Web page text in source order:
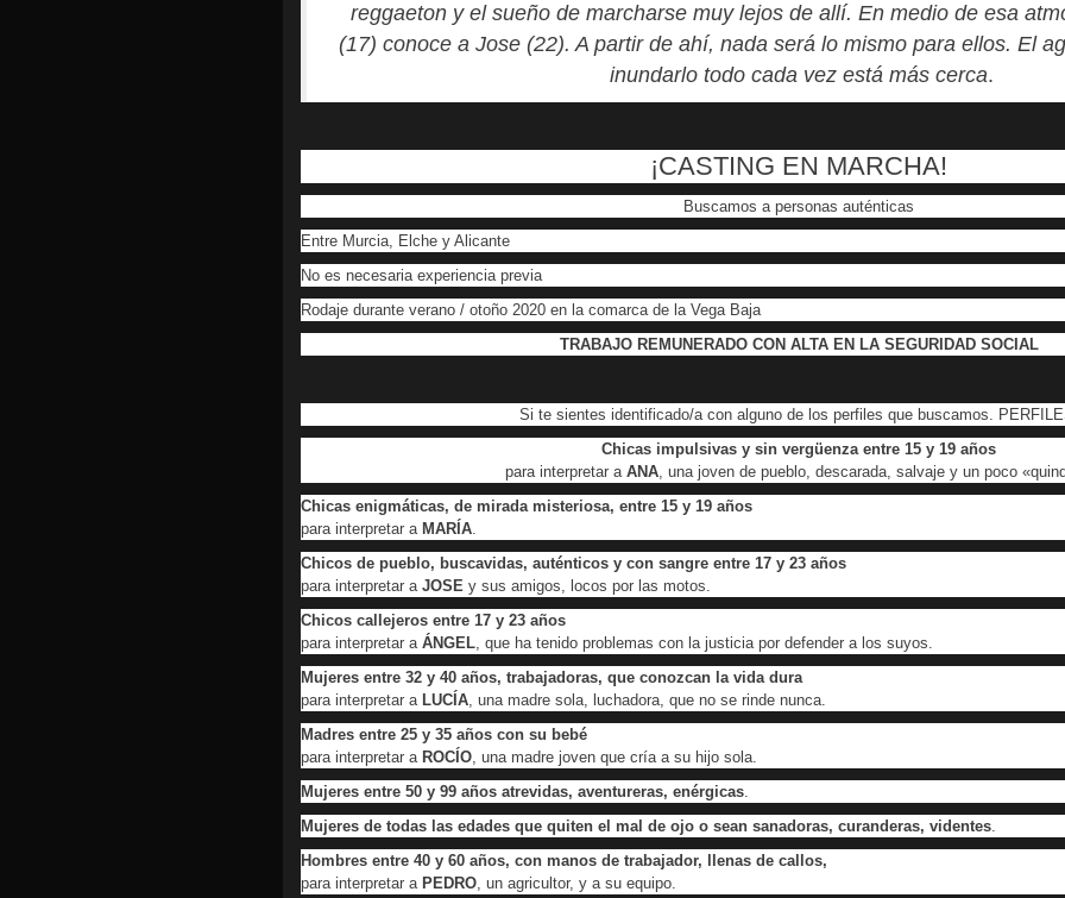
reggaeton y el sueño de marcharse muy lejos de allí. En medio de esa
(17) conoce a Jose (22). A partir de ahí, nada será lo mismo para ellos. El
inundarlo todo cada vez está más cerca.
¡CASTING EN MARCHA!
Buscamos a personas auténticas
Entre Murcia, Elche y Alicante
No es necesaria experiencia previa
Rodaje durante verano / otoño 2020 en la comarca de la Vega Baja
TRABAJO REMUNERADO CON ALTA EN LA SEGURIDAD SOCIAL
Si te sientes identificado/a con alguno de los perfiles que buscamos.
Chicas impulsivas y sin vergüenza entre 15 y 19 años
para interpretar a ANA, una joven de pueblo, descarada, salvaje y un poco
Chicas enigmáticas, de mirada misteriosa, entre 15 y 19 años
para interpretar a MARÍA.
Chicos de pueblo, buscavidas, auténticos y con sangre entre 17 y 23 años
para interpretar a JOSE y sus amigos, locos por las motos.
Chicos callejeros entre 17 y 23 años
para interpretar a ÁNGEL, que ha tenido problemas con la justicia por defender a los suyos.
Mujeres entre 32 y 40 años, trabajadoras, que conozcan la vida dura
para interpretar a LUCÍA, una madre sola, luchadora, que no se rinde nunca.
Madres entre 25 y 35 años con su bebé
para interpretar a ROCÍO, una madre joven que cría a su hijo sola.
Mujeres entre 50 y 99 años atrevidas, aventureras, enérgicas.
Mujeres de todas las edades que quiten el mal de ojo o sean sanadoras, curanderas, videntes.
Hombres entre 40 y 60 años, con manos de trabajador, llenas de callos,
para interpretar a PEDRO, un agricultor, y a su equipo.